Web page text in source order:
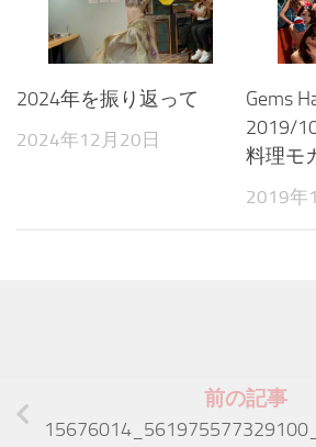
2024年を振り返って
2024年12月20日
Gems
2019/
料理モ
2019年
前の記事